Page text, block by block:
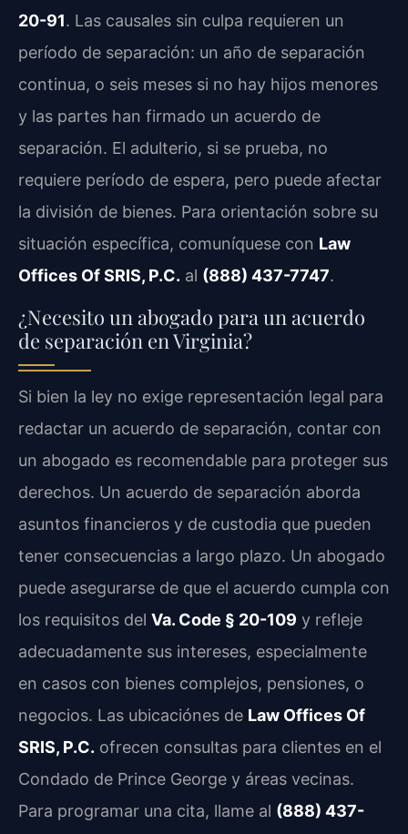
20-91. Las causales sin culpa requieren un
período de separación: un año de separación
continua, o seis meses si no hay hijos menores
y las partes han firmado un acuerdo de
separación. El adulterio, si se prueba, no
requiere período de espera, pero puede afectar
la división de bienes. Para orientación sobre su
situación específica, comuníquese con Law
Offices Of SRIS, P.C. al (888) 437-7747.
¿Necesito un abogado para un acuerdo
de separación en Virginia?
Si bien la ley no exige representación legal para
redactar un acuerdo de separación, contar con
un abogado es recomendable para proteger sus
derechos. Un acuerdo de separación aborda
asuntos financieros y de custodia que pueden
tener consecuencias a largo plazo. Un abogado
puede asegurarse de que el acuerdo cumpla con
los requisitos del Va. Code § 20-109 y refleje
adecuadamente sus intereses, especialmente
en casos con bienes complejos, pensiones, o
negocios. Las ubicaciónes de Law Offices Of
SRIS, P.C. ofrecen consultas para clientes en el
Condado de Prince George y áreas vecinas.
Para programar una cita, llame al (888) 437-